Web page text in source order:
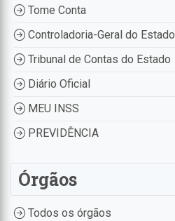
Tome Conta
Controladoria-Geral do Estado
Tribunal de Contas do Estado
Diário Oficial
MEU INSS
PREVIDÊNCIA
Órgãos
Todos os órgãos